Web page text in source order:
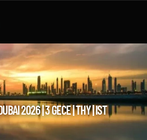
2026 | 3 GECE | THY | IST